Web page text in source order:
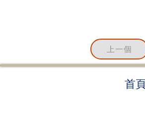
上一個
​首頁